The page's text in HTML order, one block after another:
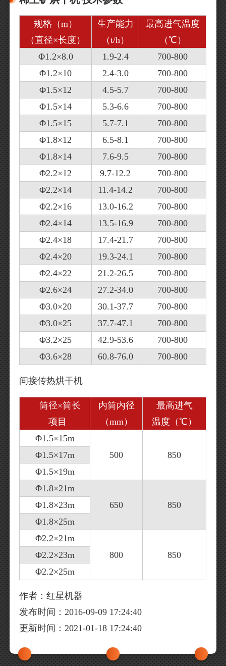
规格（m）
（直径×长度）
生产能力
（t/h）
最高进气温度
（℃）
Φ1.2×8.0
1.9-2.4
700-800
Φ1.2×10
2.4-3.0
700-800
Φ1.5×12
4.5-5.7
700-800
Φ1.5×14
5.3-6.6
700-800
Φ1.5×15
5.7-7.1
700-800
Φ1.8×12
6.5-8.1
700-800
Φ1.8×14
7.6-9.5
700-800
Φ2.2×12
9.7-12.2
700-800
Φ2.2×14
11.4-14.2
700-800
Φ2.2×16
13.0-16.2
700-800
Φ2.4×14
13.5-16.9
700-800
Φ2.4×18
17.4-21.7
700-800
Φ2.4×20
19.3-24.1
700-800
Φ2.4×22
21.2-26.5
700-800
Φ2.6×24
27.2-34.0
700-800
Φ3.0×20
30.1-37.7
700-800
Φ3.0×25
37.7-47.1
700-800
Φ3.2×25
42.9-53.6
700-800
Φ3.6×28
60.8-76.0 700-800
间接传热烘干机
筒径×筒长
项目
内筒内径
（mm）
最高进气
温度（℃）
Φ1.5×15m
500
850
Φ1.5×17m
Φ1.5×19m
Φ1.8×21m
650
850
Φ1.8×23m
Φ1.8×25m
Φ2.2×21m
800
850
Φ2.2×23m
Φ2.2×25m
作者：红星机器
发布时间：2016-09-09 17:24:40
更新时间：2021-01-18 17:24:40